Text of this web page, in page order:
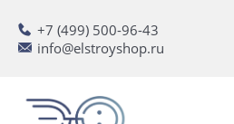
+7 (499) 500-96-43
info@elstroyshop.ru